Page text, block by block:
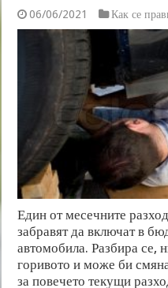
06/06/2021 Как се
Един от месечните
забравят да включат в
автомобила. Разбира се,
горивото и може би
за повечето текущи